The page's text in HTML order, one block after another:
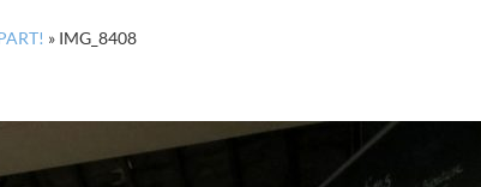
» IMG_8408